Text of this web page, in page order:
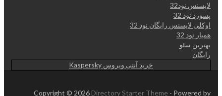
لایسنس نود32
پسورد نود 32
اوکلی لایسنس رایگان نود 32
همیار نود 32
بهترین سئو
رایگان
خرید آنتی ویروس Kaspersky
Copyright © 2026 Directory Starter Theme - Powered by